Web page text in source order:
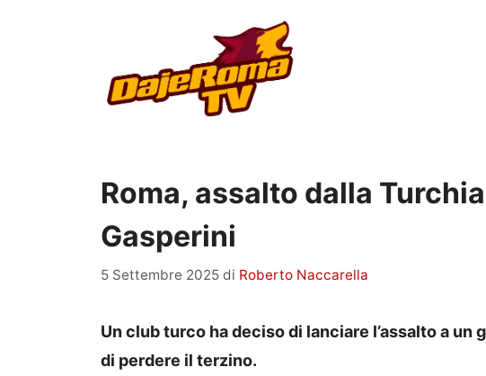
Roma, assalto dalla
Gasperini
5 Settembre 2025 di Roberto Naccarella
Un club turco ha deciso di lanciare l’assalto a un
di perdere il terzino.